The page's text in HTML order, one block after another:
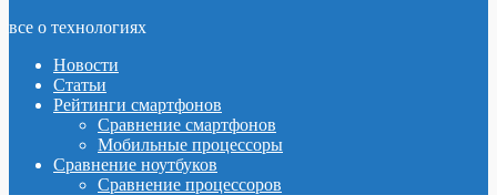
все о технологиях
Новости
Статьи
Рейтинги смартфонов
Сравнение смартфонов
Мобильные процессоры
Сравнение ноутбуков
Сравнение процессоров